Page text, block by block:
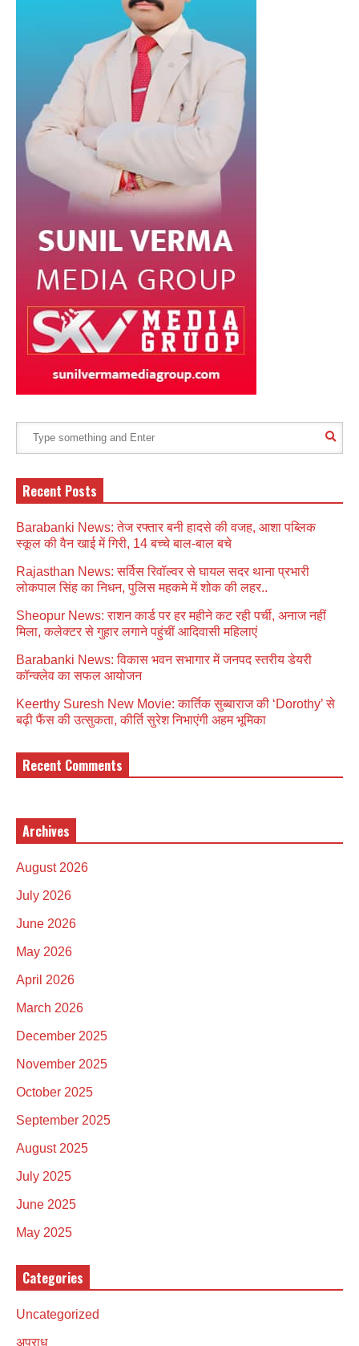
Recent Posts
Barabanki News: तेज रफ्तार बनी हादसे की वजह, आशा पब्लिक
स्कूल की वैन खाई में गिरी, 14 बच्चे बाल-बाल बचे
Rajasthan News: सर्विस रिवॉल्वर से घायल सदर थाना प्रभारी
लोकपाल सिंह का निधन, पुलिस महकमे में शोक की लहर..
Sheopur News: राशन कार्ड पर हर महीने कट रही पर्ची, अनाज नहीं
मिला, कलेक्टर से गुहार लगाने पहुंचीं आदिवासी महिलाएं
Barabanki News: विकास भवन सभागार में जनपद स्तरीय डेयरी
कॉन्क्लेव का सफल आयोजन
Keerthy Suresh New Movie: कार्तिक सुब्बाराज की ‘Dorothy’ से
बढ़ी फैंस की उत्सुकता, कीर्ति सुरेश निभाएंगी अहम भूमिका
Recent Comments
Archives
August 2026
July 2026
June 2026
May 2026
April 2026
March 2026
December 2025
November 2025
October 2025
September 2025
August 2025
July 2025
June 2025
May 2025
Categories
Uncategorized
अपराध